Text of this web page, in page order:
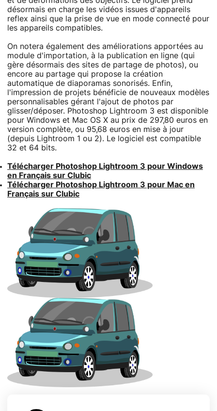
désormais en charge les vidéos issues d'appareils
reflex ainsi que la prise de vue en mode connecté pour
les appareils compatibles.
On notera également des améliorations apportées au
module d'importation, à la publication en ligne (qui
gère désormais des sites de partage de photos), ou
encore au partage qui propose la création
automatique de diaporamas sonorisés. Enfin,
l'impression de projets bénéficie de nouveaux modèles
personnalisables gérant l'ajout de photos par
glisser/déposer. Photoshop Lightroom 3 est disponible
pour Windows et Mac OS X au prix de 297,80 euros en
version complète, ou 95,68 euros en mise à jour
(depuis Lightroom 1 ou 2). Le logiciel est compatible
32 et 64 bits.
Télécharger Photoshop Lightroom 3 pour Windows
en Français sur Clubic
Télécharger Photoshop Lightroom 3 pour Mac en
Français sur Clubic